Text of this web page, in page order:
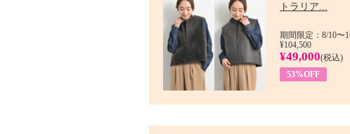
トラリア...
期間限定：8/10〜
¥104,500
¥49,000(税込)
53%OFF